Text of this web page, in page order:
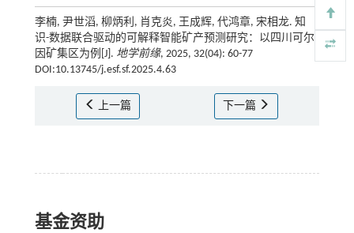
李楠, 尹世滔, 柳炳利, 肖克炎, 王成辉, 代鸿章, 宋相龙. 知
识-数据联合驱动的可解释智能矿产预测研究：以四川可尔
因矿集区为例[J]. 地学前缘, 2025, 32(04): 60-77
DOI:10.13745/j.esf.sf.2025.4.63
上一篇 下一篇
基金资助